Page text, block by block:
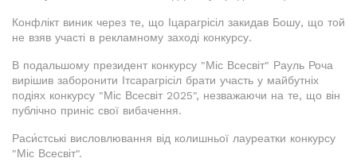
Конфлікт виник через те, що Іцарагрісіл закидав Бошу, що той
не взяв участі в рекламному заході конкурсу.
В подальшому президент конкурсу "Міс Всесвіт" Рауль Роча
вирішив заборонити Ітсарагрісіл брати участь у майбутніх
подіях конкурсу "Міс Всесвіт 2025", незважаючи на те, що він
публічно приніс свої вибачення.
Раси́стські висловлювання від колишньої лауреатки конкурсу
"Міс Всесвіт".